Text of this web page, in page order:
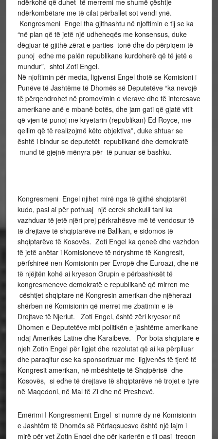
ndërkohë që duhet të merremi me shumë çështje
ndërkombëtare me të cilat përballet sot vendi ynë.
Kongresmeni Engel tha gjithashtu në njoftimin e tij se ka
“në plan që të jetë një udheheqës me konsensus, duke
dëgjuar të gjithë zërat e parties tonë dhe do përpiqem të
punoj edhe me palën republikane kurdoherë që të jetë e
mundur”, shtoi Zoti Engel.
Në njoftimin për media, ligjvensi Engel thotë se Komisioni i
Punëve të Jashtëme të Dhomës së Deputetëve “ka nevojë
të përqendrohet në promovimin e vlerave dhe të interesave
amerikane anë e mbanë botës, dhe jam gati që gjatë vitit
që vjen të punoj me kryetarin (republikan) Ed Royce, me
qellim që të realizojmë këto objektiva”, duke shtuar se
është i bindur se deputetët republikanë dhe demokratë
mund të gjejnë mënyra për të punuar së bashku.
Kongresmeni Engel njihet mirë nga të gjithë shqiptarët
kudo, pasi ai për pothuaj një cerek shekulli tani ka
vazhduar të jetë njëri prej përkrahësve më të vendosur të
të drejtave të shqiptarëve në Ballkan, e sidomos të
shqiptarëve të Kosovës. Zoti Engel ka qeneë dhe vazhdon
të jetë anëtar i Komisioneve të ndryshme të Kongresit,
përfshireë nen-Komisionin per Evropë dhe Euroazi, dhe në
të njëjtën kohë ai kryeson Grupin e përbashksët të
kongresmeneve demokratë e republikanë që mirren me
cështjet shqiptare në Kongresin amerikan dhe njëherazi
shërben në Komisionin që merret me zbatimin e të
Drejtave të Njeriut. Zoti Engel, është zëri kryesor në
Dhomen e Deputetëve mbi politikën e jashtëme amerikane
ndaj Amerikës Latine dhe Karaibeve. Por bota shqiptare e
njeh Zotin Engel për ligjet dhe rezolutat që ai ka përpiluar
dhe paraqitur ose ka sponsorizuar me ligjvenës të tjerë të
Kongresit amerikan, në mbështetje të Shqipërisë dhe
Kosovës, si edhe të drejtave të shqiptarëve në trojet e tyre
në Maqedoni, në Mal të Zi dhe në Preshevë.
Emërimi I Kongresmenit Engel si numrë dy në Komisionin
e Jashtëm të Dhomës së Përfaqsuesve është një lajm i
mirë për vet Zotin Engel dhe për karjerën e tij pasi tregon